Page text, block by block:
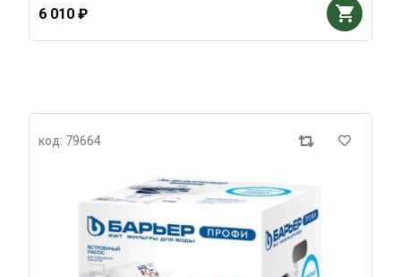
6 010 ₽
код: 79664